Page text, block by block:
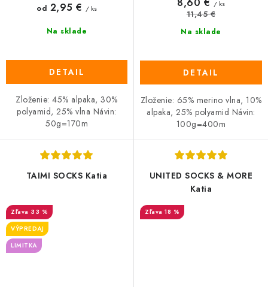
Na sklade
od 2,95 € / ks
DETAIL
Zloženie: 45% alpaka, 30%
polyamid, 25% vlna Návin:
50g=170m
Na sklade
8,60 € / ks
11,45 €
DETAIL
Zloženie: 65% merino vlna, 10%
alpaka, 25% polyamid Návin:
100g=400m
TAIMI SOCKS Katia
33 %
VÝPREDAJ
LIMITKA
UNITED SOCKS & MORE
Katia
18 %